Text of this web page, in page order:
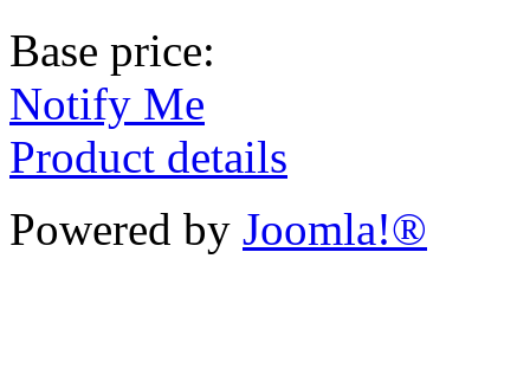
Base price:
Notify Me
Product details
Powered by Joomla!®